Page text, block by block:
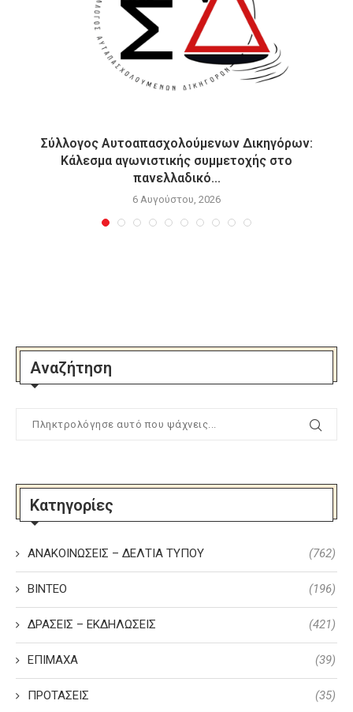
Σύλλογος Αυτοαπασχολούμενων Δικηγόρων:
Κάλεσμα αγωνιστικής συμμετοχής στο
πανελλαδικό...
6 Αυγούστου, 2026
Αναζήτηση
Κατηγορίες
ΑΝΑΚΟΙΝΩΣΕΙΣ – ΔΕΛΤΙΑ ΤΥΠΟΥ (762)
ΒΙΝΤΕΟ (196)
ΔΡΑΣΕΙΣ – ΕΚΔΗΛΩΣΕΙΣ (421)
ΕΠΙΜΑΧΑ (39)
ΠΡΟΤΑΣΕΙΣ (35)